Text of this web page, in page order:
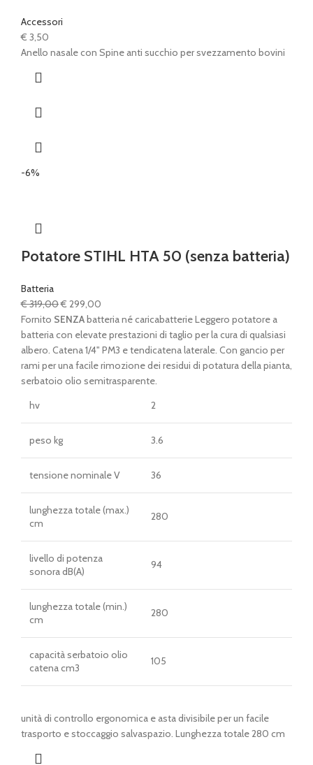
Accessori
€ 3,50
Anello nasale con Spine anti succhio per svezzamento bovini
-6%
Potatore STIHL HTA 50 (senza batteria)
Batteria
€319,00Il
prezzo
originale
era:
€ 319,00.
€ 299,00
prezzo
attuale
è:
€ 299,00.
Fornito SENZAbatteria né caricabatterie Leggero potatore a
batteria con elevate prestazioni di taglio per la cura di qualsiasi
albero. Catena 1/4" PM3 e tendicatena laterale. Con gancio per
rami per una facile rimozione dei residui di potatura della pianta,
serbatoio olio semitrasparente.
hv
2
peso kg 3.6
tensione nominale V 36
lunghezza totale (max.)
cm
280
livello di potenza
sonora dB(A)
94
lunghezza totale (min.)
cm
280
capacità serbatoio olio
catena cm3
105
unità di controllo ergonomica e asta divisibile per un facile
trasporto e stoccaggio salvaspazio. Lunghezza totale 280 cm